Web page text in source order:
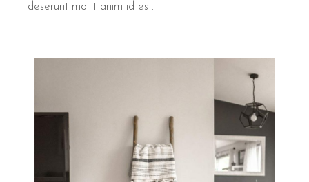
deserunt mollit anim id est.